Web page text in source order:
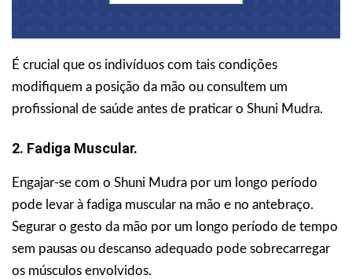
É crucial que os indivíduos com tais condições
modifiquem a posição da mão ou consultem um
profissional de saúde antes de praticar o Shuni Mudra.
2. Fadiga Muscular.
Engajar-se com o Shuni Mudra por um longo período
pode levar à fadiga muscular na mão e no antebraço.
Segurar o gesto da mão por um longo período de tempo
sem pausas ou descanso adequado pode sobrecarregar
os músculos envolvidos.